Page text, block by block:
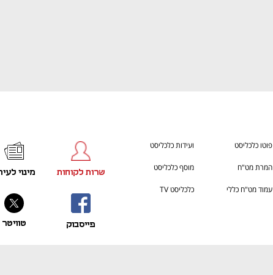
פוטו כלכליסט ועידות כלכליסט
המרת מט"ח מוסף כלכליסט
עמוד מט"ח כללי כלכליסט TV
פייסבוק
שרות לקוחות
טוויטר
מינוי